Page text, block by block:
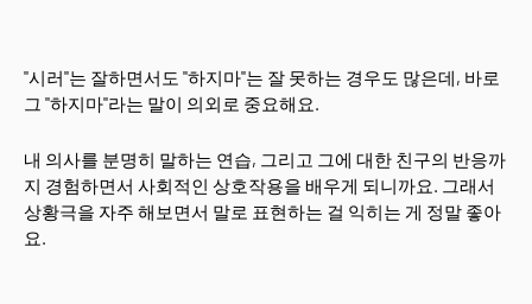
"시러"는 잘하면서도 "하지마"는 잘 못하는 경우도 많은데, 바로
그 "하지마"라는 말이 의외로 중요해요.
내 의사를 분명히 말하는 연습, 그리고 그에 대한 친구의 반응까
지 경험하면서 사회적인 상호작용을 배우게 되니까요. 그래서
상황극을 자주 해보면서 말로 표현하는 걸 익히는 게 정말 좋아
요.